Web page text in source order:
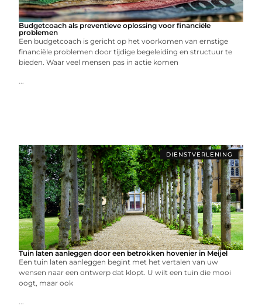
Budgetcoach als preventieve oplossing voor financiële
problemen
Een budgetcoach is gericht op het voorkomen van ernstige
financiële problemen door tijdige begeleiding en structuur te
bieden. Waar veel mensen pas in actie komen
...
DIENSTVERLENING
Tuin laten aanleggen door een betrokken hovenier in Meijel
Een tuin laten aanleggen begint met het vertalen van uw
wensen naar een ontwerp dat klopt. U wilt een tuin die mooi
oogt, maar ook
...